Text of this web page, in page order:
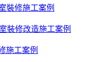
裝修施工案例
裝修改造施工案例
施工案例